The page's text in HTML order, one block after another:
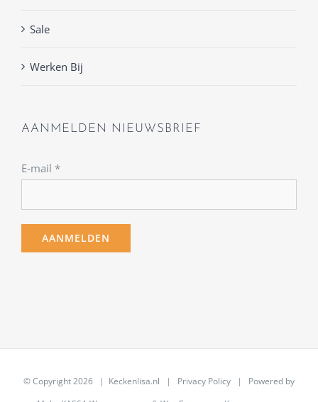
Sale
Werken Bij
AANMELDEN NIEUWSBRIEF
E-mail *
© Copyright2026 | Keckenlisa.nl | Privacy Policy | Powered by